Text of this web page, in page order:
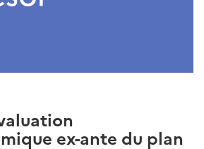
ex-ante du plan